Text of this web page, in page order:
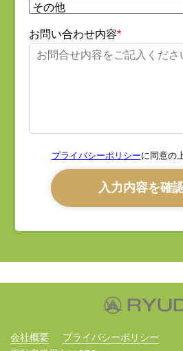
お問い合わせ内容
プライバシーポリシーに同意の
会社概要
プライバシーポリシー